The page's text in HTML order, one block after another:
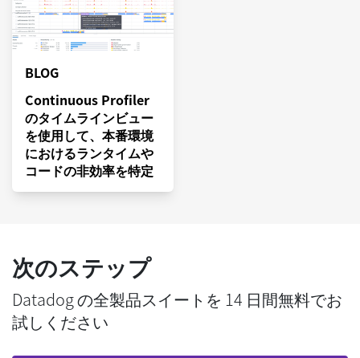
BLOG
Continuous Profiler
のタイムラインビュー
を使用して、本番環境
におけるランタイムや
コードの非効率を特定
次のステップ
Datadog の全製品スイートを 14 日間無料でお
試しください